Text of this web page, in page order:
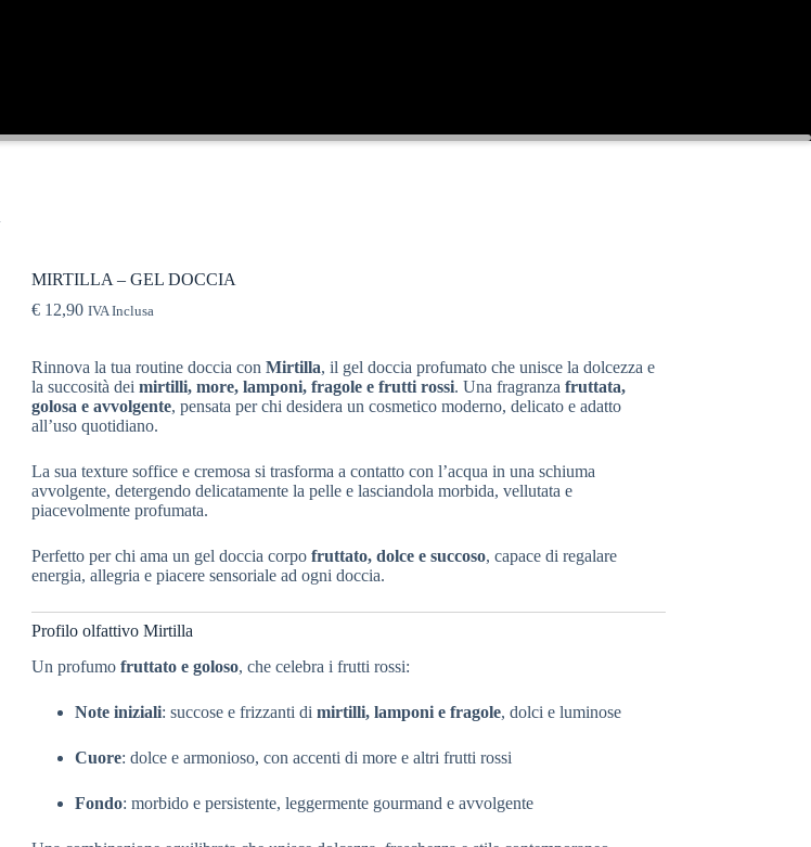
MIRTILLA – GEL DOCCIA
€12,90 IVA Inclusa
Rinnova la tua routine doccia con Mirtilla, il gel doccia profumato che unisce la dolcezza e
la succosità dei mirtilli, more, lamponi, fragole e frutti rossi. Una fragranza fruttata,
golosa e avvolgente, pensata per chi desidera un cosmetico moderno, delicato e adatto
all’uso quotidiano.
La sua texture soffice e cremosa si trasforma a contatto con l’acqua in una schiuma
avvolgente, detergendo delicatamente la pelle e lasciandola morbida, vellutata e
piacevolmente profumata.
Perfetto per chi ama un gel doccia corpo fruttato, dolce e succoso, capace di regalare
energia, allegria e piacere sensoriale ad ogni doccia.
Profilo olfattivo Mirtilla
Un profumo fruttato e goloso, che celebra i frutti rossi:
Note iniziali: succose e frizzanti di mirtilli, lamponi e fragole, dolci e luminose
Cuore: dolce e armonioso, con accenti di more e altri frutti rossi
Fondo: morbido e persistente, leggermente gourmand e avvolgente